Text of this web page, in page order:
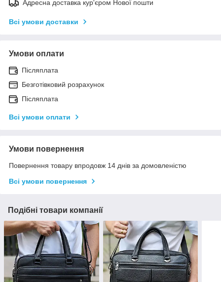
Адресна доставка кур'єром Нової пошти
Всі умови доставки
Умови оплати
Післяплата
Безготівковий розрахунок
Післяплата
Всі умови оплати
Умови повернення
Повернення товару впродовж 14 днів за домовленістю
Всі умови повернення
Подібні товари компанії